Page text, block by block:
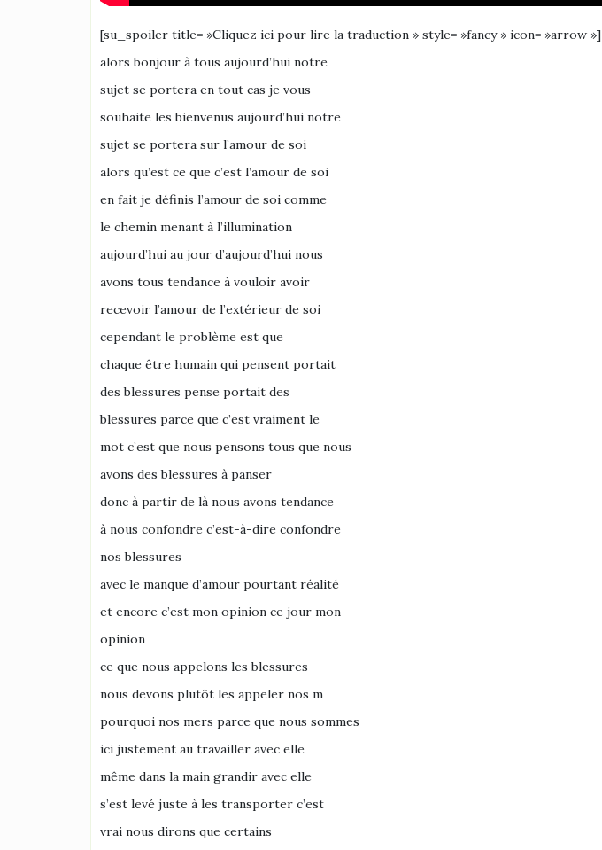
[su_spoiler title= »Cliquez ici pour lire la traduction » style= »fancy » icon= »arrow »]
alors bonjour à tous aujourd’hui notre
sujet se portera en tout cas je vous
souhaite les bienvenus aujourd’hui notre
sujet se portera sur l’amour de soi
alors qu’est ce que c’est l’amour de soi
en fait je définis l’amour de soi comme
le chemin menant à l’illumination
aujourd’hui au jour d’aujourd’hui nous
avons tous tendance à vouloir avoir
recevoir l’amour de l’extérieur de soi
cependant le problème est que
chaque être humain qui pensent portait
des blessures pense portait des
blessures parce que c’est vraiment le
mot c’est que nous pensons tous que nous
avons des blessures à panser
donc à partir de là nous avons tendance
à nous confondre c’est-à-dire confondre
nos blessures
avec le manque d’amour pourtant réalité
et encore c’est mon opinion ce jour mon
opinion
ce que nous appelons les blessures
nous devons plutôt les appeler nos m
pourquoi nos mers parce que nous sommes
ici justement au travailler avec elle
même dans la main grandir avec elle
s’est levé juste à les transporter c’est
vrai nous dirons que certains